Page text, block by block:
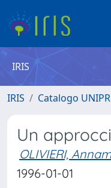
IRIS
IRIS Catalogo UNIPR
Un
OLIVIERI,
1996-01-01